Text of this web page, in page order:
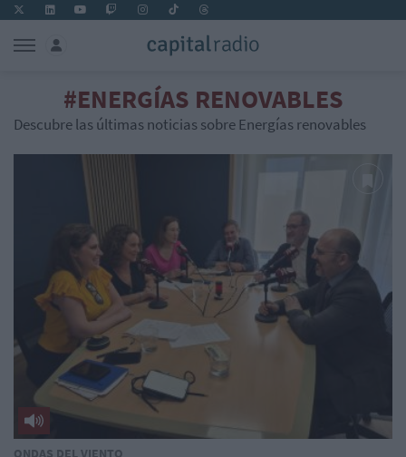
#ENERGÍAS RENOVABLES
Descubre las últimas noticias sobre Energías renovables
ONDAS DEL VIENTO